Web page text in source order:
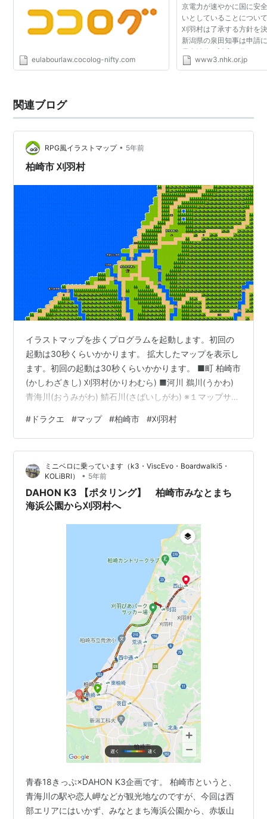
eulabourlaw.cocolog-nifty.com
京電力が速やかに国に安
いとしていることについ
刈羽村は了承する方針を
新潟県の泉田知事は申請
元自治体の対応が分かれ
どう判断するのか注目さ
www3.nhk.or.jp
関連ブログ
RPG風イラストマップ • 5年前
柏崎市 刈羽村
イラストマップを歩くプログラムを起動します。初回の
起動は30秒くらいかかります。 拡大したマップを表示し
ます。初回の起動は30秒くらいかかります。 ■町 柏崎市
(かしわざきし) 刈羽村(かりわむら) ■河川 鵜川(うかわ)
青海川(おうみがわ) 鯖石川(さばいしがわ) ※１マップサイ
ズ 横：９６０ピクセル 縦：５４４ピクセル ※３マップチ
ップについて ※４イラストマップやプログラムの利用に
ついて ※５イラストマップを歩くプログラムの操作につ
いて Lot. 30049060
# ドラクエ #マップ #柏崎市 #刈羽村
ミニベロに乗っています（k3・ViscEvo・Boardwalki5・
KOLiBRI）
• 5年前
DAHON K3 【ポタリング】 柏崎市みなとまち
海浜公園から刈羽村へ
青春18きっぷ×DAHON K3企画です。 柏崎市というと、
青海川の駅や恋人岬などが観光地なのですが、今回は西
部エリアにはいかず、みなとまち海浜公園から、赤坂山